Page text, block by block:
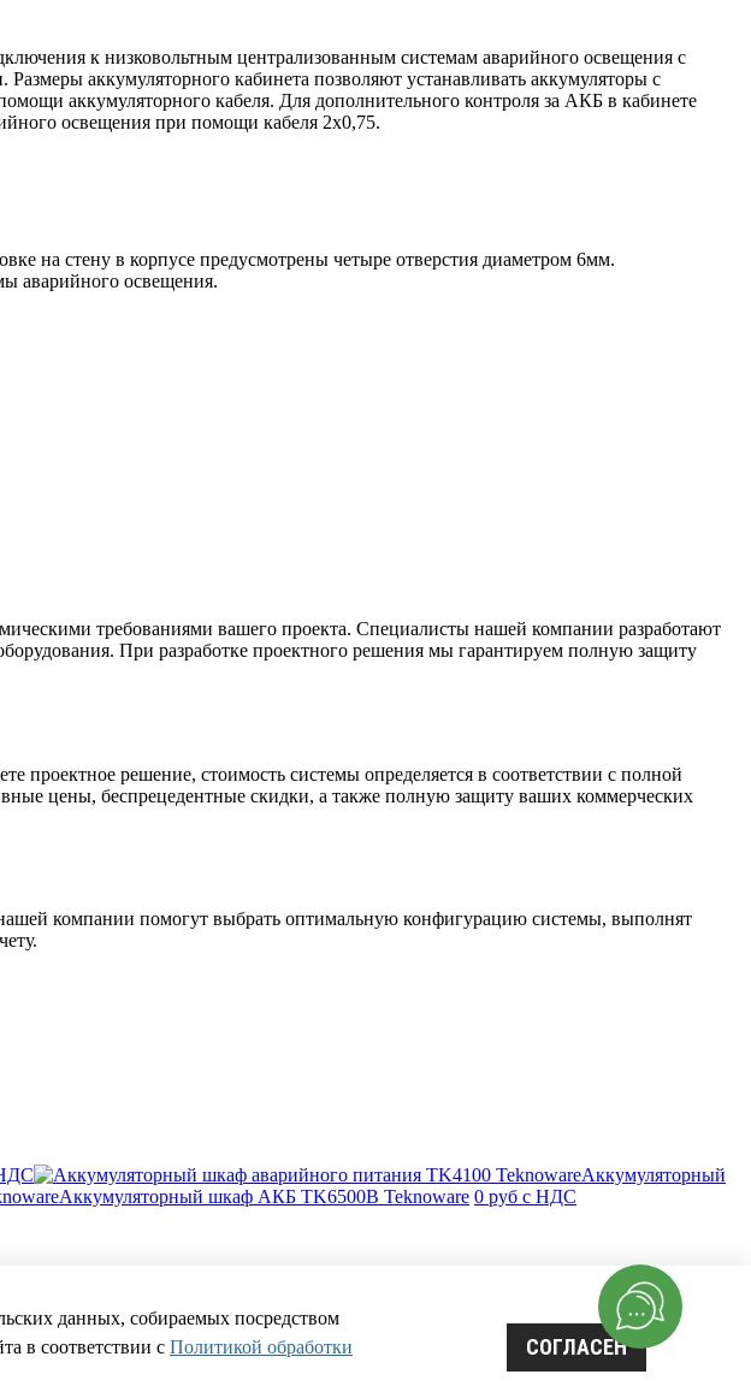
к низковольтным централизованным системам аварийного освещения с
аккумуляторного кабинета позволяют устанавливать аккумуляторы с
аккумуляторного кабеля. Для дополнительного контроля за АКБ в кабинете
освещения при помощи кабеля 2х0,75.
на стену в корпусе предусмотрены четыре отверстия диаметром 6мм.
аварийного освещения.
требованиями вашего проекта. Специалисты нашей компании разработают
При разработке проектного решения мы гарантируем полную защиту
проектное решение, стоимость системы определяется в соответствии с полной
цены, беспрецедентные скидки, а также полную защиту ваших коммерческих
компании помогут выбрать оптимальную конфигурацию системы, выполнят
Аккумуляторный
Аккумуляторный шкаф АКБ TK6500B Teknoware 0 руб с НДС
данных, собираемых посредством
в соответствии с Политикой обработки
СОГЛАСЕН